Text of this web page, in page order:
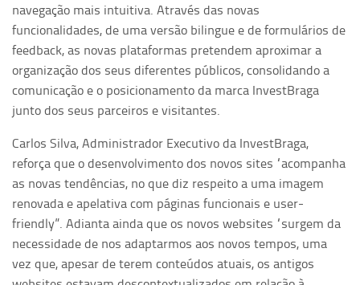
navegação mais intuitiva. Através das novas
funcionalidades, de uma versão bilingue e de formulários de
feedback, as novas plataformas pretendem aproximar a
organização dos seus diferentes públicos, consolidando a
comunicação e o posicionamento da marca InvestBraga
junto dos seus parceiros e visitantes.
Carlos Silva, Administrador Executivo da InvestBraga,
reforça que o desenvolvimento dos novos sites “acompanha
as novas tendências, no que diz respeito a uma imagem
renovada e apelativa com páginas funcionais e user-
friendly”. Adianta ainda que os novos websites “surgem da
necessidade de nos adaptarmos aos novos tempos, uma
vez que, apesar de terem conteúdos atuais, os antigos